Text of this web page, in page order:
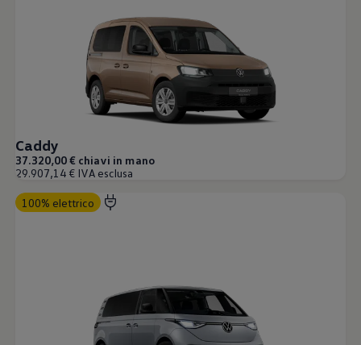
Caddy
37.320,00 € chiavi in mano
29.907,14 € IVA esclusa
100% elettrico